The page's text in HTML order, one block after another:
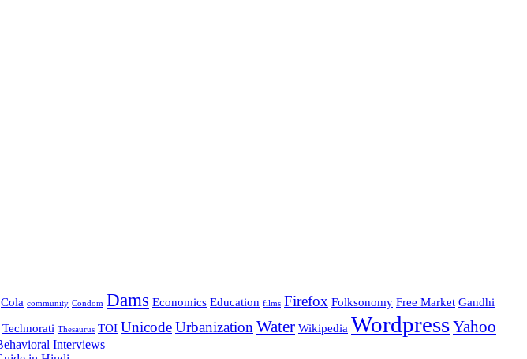
Cola community Condom Dams Economics Education films Firefox Folksonomy Free Market Gandhi
Technorati Thesaurus TOI UnicodeUrbanization Water Wikipedia WordpressYahoo